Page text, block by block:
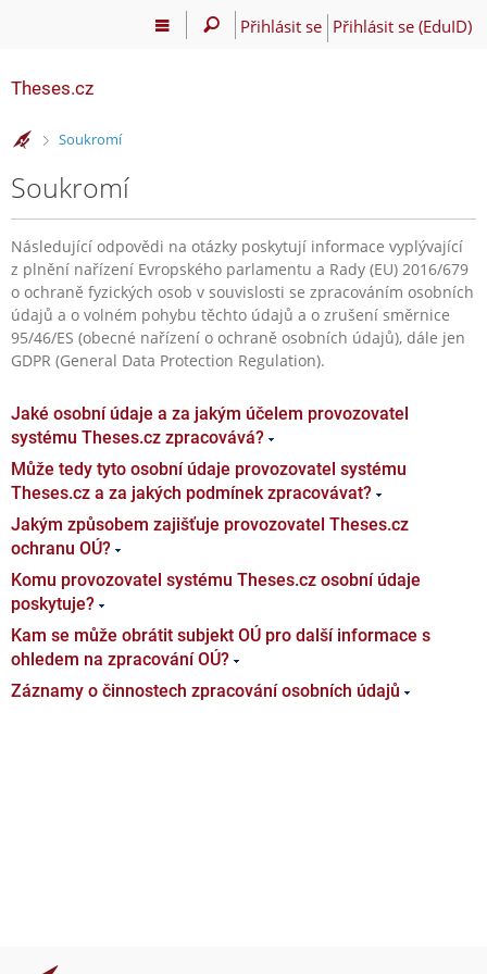
Přihlásit se Přihlásit se (EduID)
Theses.cz
>
Soukromí
Soukromí
Následující odpovědi na otázky poskytují informace vyplývající
z plnění nařízení Evropského parlamentu a Rady (EU) 2016/679
o ochraně fyzických osob v souvislosti se zpracováním osobních
údajů a o volném pohybu těchto údajů a o zrušení směrnice
95/46/ES (obecné nařízení o ochraně osobních údajů), dále jen
GDPR (General Data Protection Regulation).
Jaké osobní údaje a za jakým účelem provozovatel
systému Theses.cz zpracovává?
Může tedy tyto osobní údaje provozovatel systému
Theses.cz a za jakých podmínek zpracovávat?
Jakým způsobem zajišťuje provozovatel Theses.cz
ochranu OÚ?
Komu provozovatel systému Theses.cz osobní údaje
poskytuje?
Kam se může obrátit subjekt OÚ pro další informace s
ohledem na zpracování OÚ?
Záznamy o činnostech zpracování osobních údajů